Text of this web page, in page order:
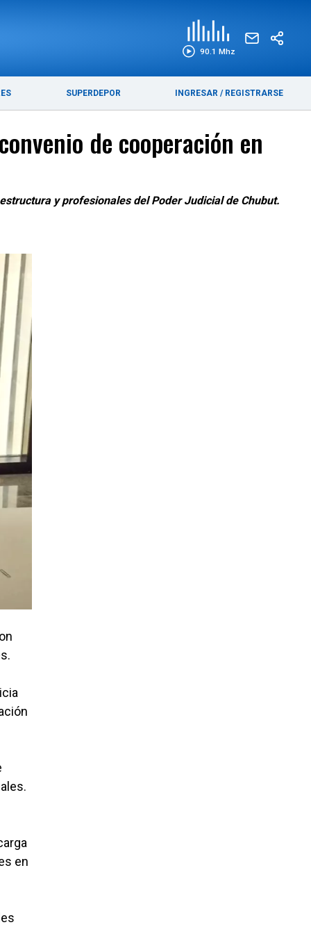
90.1 Mhz
SUPERDEPOR INGRESAR / REGISTRARSE
de cooperación en
y profesionales del Poder Judicial de Chubut.
en